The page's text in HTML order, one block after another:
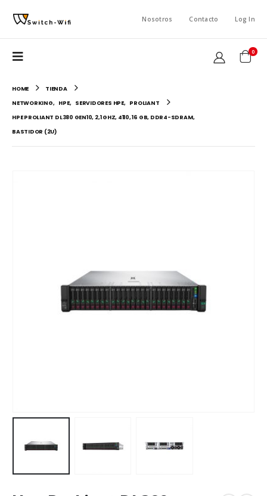
Nosotros Contacto Log In
0
HOME
TIENDA
NETWORKING, HPE, SERVIDORES HPE, PROLIANT
HPE PROLIANT DL380 GEN10, 2,1 GHZ, 4110, 16 GB, DDR4-SDRAM,
BASTIDOR (2U)